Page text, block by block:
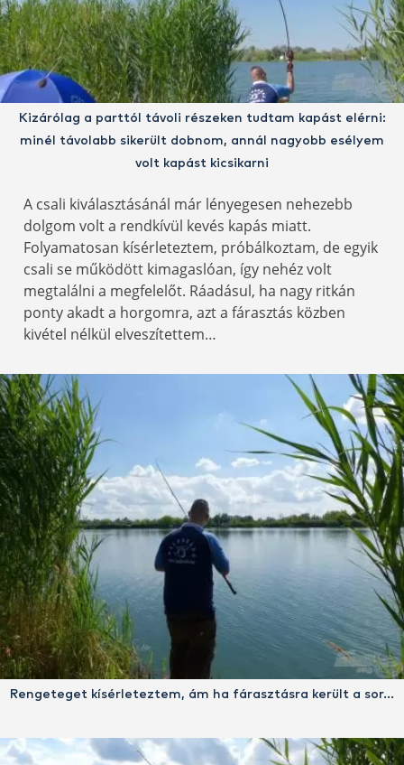
Kizárólag a parttól távoli részeken tudtam kapást elérni:
minél távolabb sikerült dobnom, annál nagyobb esélyem
volt kapást kicsikarni
A csali kiválasztásánál már lényegesen nehezebb
dolgom volt a rendkívül kevés kapás miatt.
Folyamatosan kísérleteztem, próbálkoztam, de egyik
csali se működött kimagaslóan, így nehéz volt
megtalálni a megfelelőt. Ráadásul, ha nagy ritkán
ponty akadt a horgomra, azt a fárasztás közben
kivétel nélkül elveszítettem…
Rengeteget kísérleteztem, ám ha fárasztásra került a sor…